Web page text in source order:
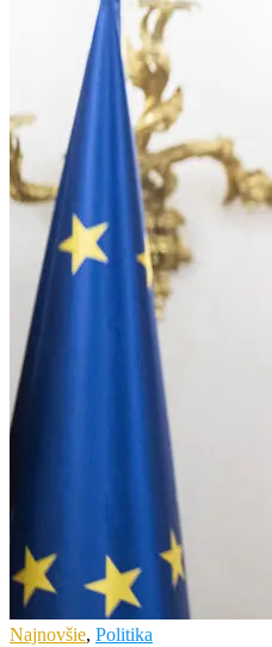
Najnovšie, Politika